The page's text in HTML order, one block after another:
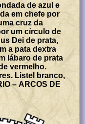
de azul e
em chefe por
cruz da
um círculo de
Dei de prata,
a pata dextra
lábaro de prata
vermelho.
Listel branco,
– ARCOS DE